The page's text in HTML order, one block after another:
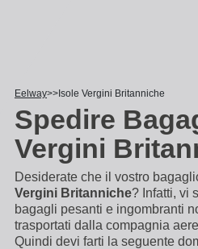
Eelway Isole Vergini Britanniche
Spedire
Vergini
Desiderate che il vostro
Vergini Britanniche? Infatti, vi
bagagli pesanti e ingombranti
trasportati dalla compagnia
Quindi devi farti la seguente